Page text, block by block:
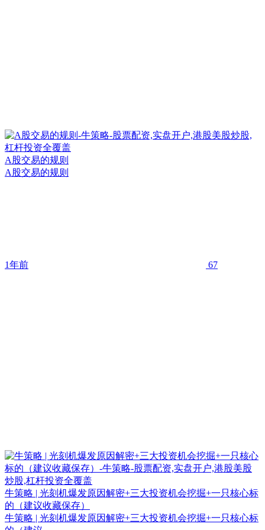
A股交易的规则
A股交易的规则
1年前 67
牛策略 | 光刻机爆发原因解密+三大投资机会挖掘+一只核心标
的（建议收藏保存）
牛策略 | 光刻机爆发原因解密+三大投资机会挖掘+一只核心标